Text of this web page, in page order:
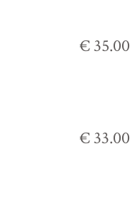
€ 35.00
€ 33.00